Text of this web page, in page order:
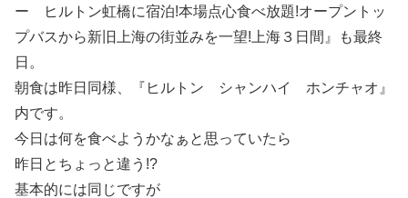
ー ヒルトン虹橋に宿泊!本場点心食べ放題!オープントッ
プバスから新旧上海の街並みを一望!上海３日間』も最終
日。
朝食は昨日同様、『ヒルトン シャンハイ ホンチャオ』
内です。
今日は何を食べようかなぁと思っていたら
昨日とちょっと違う!?
基本的には同じですが